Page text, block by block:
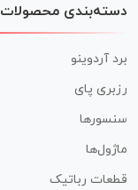
دسته‌بندی محصولات
برد آردوینو
رزبری پای
سنسورها
ماژول‌ها
قطعات رباتیک